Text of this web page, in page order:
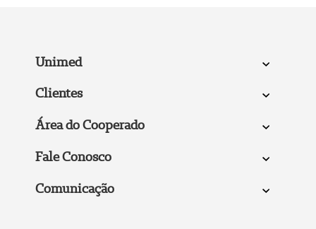
Unimed
Clientes
Área do Cooperado
Fale Conosco
Comunicação